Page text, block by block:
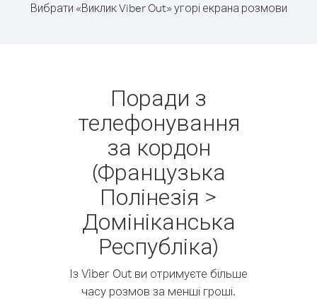
Вибрати «Виклик Viber Out» угорі екрана розмови
Поради з
телефонування
за кордон
(Французька
Полінезія >
Домініканська
Республіка)
Із Viber Out ви отримуєте більше
часу розмов за менші гроші.